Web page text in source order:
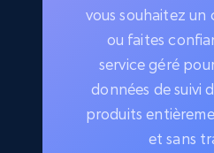
vous souhaitez
ou faites
service géré
données de suivi
produits
et sans